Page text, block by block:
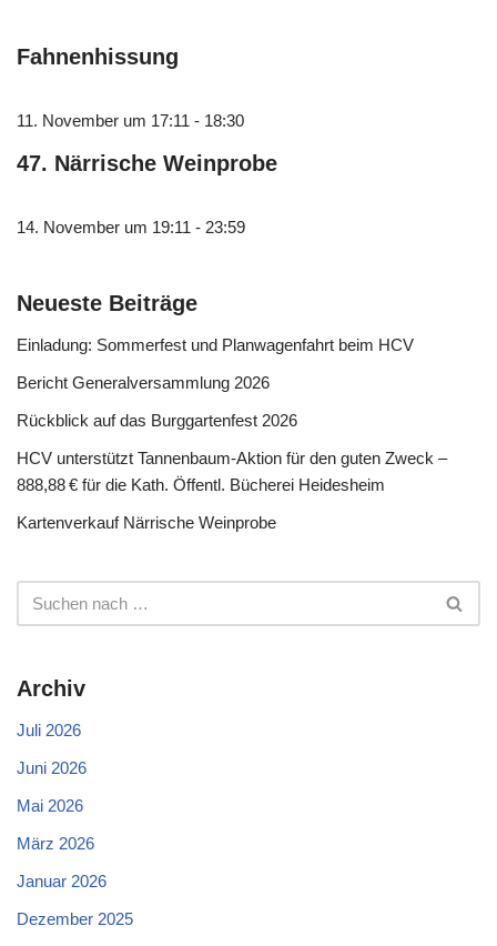
Fahnenhissung
11. November um 17:11 - 18:30
47. Närrische Weinprobe
14. November um 19:11 - 23:59
Neueste Beiträge
Einladung: Sommerfest und Planwagenfahrt beim HCV
Bericht Generalversammlung 2026
Rückblick auf das Burggartenfest 2026
HCV unterstützt Tannenbaum-Aktion für den guten Zweck –
888,88 € für die Kath. Öffentl. Bücherei Heidesheim
Kartenverkauf Närrische Weinprobe
Archiv
Juli 2026
Juni 2026
Mai 2026
März 2026
Januar 2026
Dezember 2025